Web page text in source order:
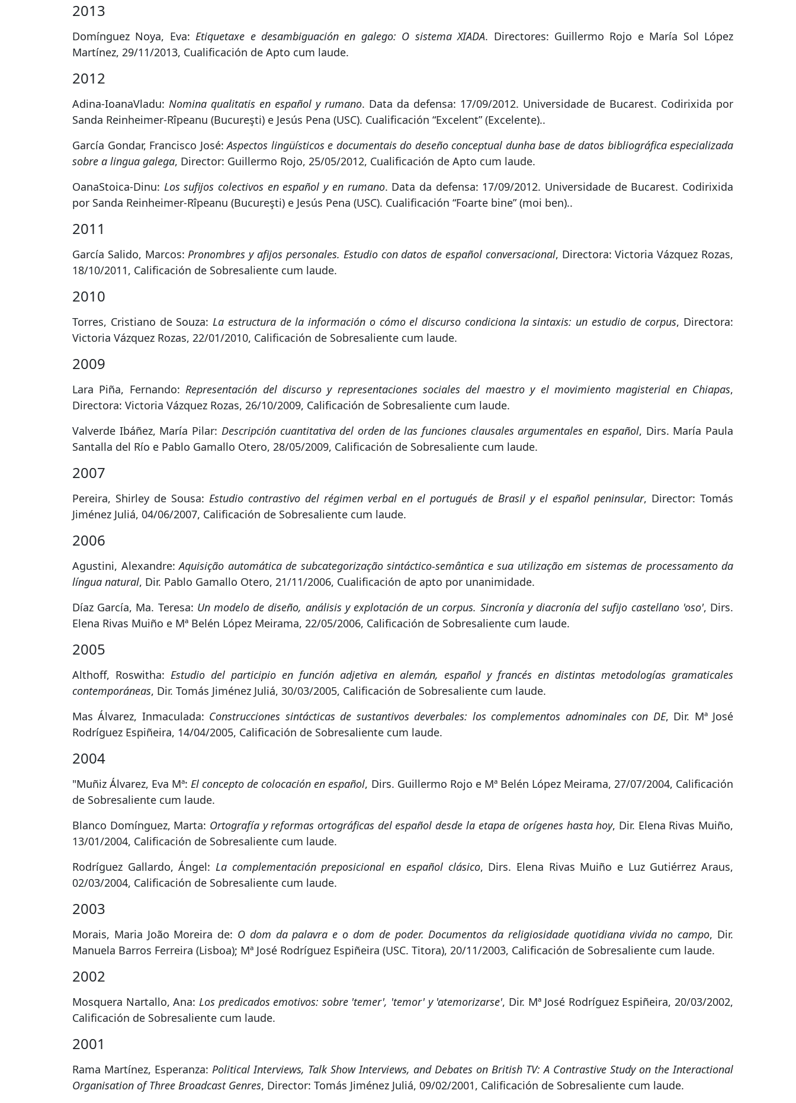
2013
Domínguez Noya, Eva:Etiquetaxe e desambiguación en galego: O sistema XIADA. Directores: Guillermo Rojo e María Sol López
Martínez, 29/11/2013, Cualificación de Apto cum laude.
2012
Adina-IoanaVladu: Nomina qualitatis en español y rumano. Data da defensa: 17/09/2012. Universidade de Bucarest. Codirixida por
Sanda Reinheimer-Rîpeanu (Bucureşti) e Jesús Pena (USC). Cualificación “Excelent” (Excelente)..
García Gondar, Francisco José:Aspectos lingüísticos e documentais do deseño conceptual dunha base de datos bibliográfica especializada
sobre a lingua galega, Director: Guillermo Rojo, 25/05/2012, Cualificación de Apto cum laude.
OanaStoica-Dinu: Los sufijos colectivos en español y en rumano. Data da defensa: 17/09/2012. Universidade de Bucarest. Codirixida
por Sanda Reinheimer-Rîpeanu (Bucureşti) e Jesús Pena (USC). Cualificación “Foarte bine” (moi ben)..
2011
García Salido, Marcos:Pronombres y afijos personales. Estudio con datos de español conversacional, Directora: Victoria Vázquez Rozas,
18/10/2011, Calificación de Sobresaliente cum laude.
2010
Torres, Cristiano de Souza: La estructura de la información o cómo el discurso condiciona la sintaxis: un estudio de corpus, Directora:
Victoria Vázquez Rozas, 22/01/2010, Calificación de Sobresaliente cum laude.
2009
Lara Piña, Fernando:Representación del discurso y representaciones sociales del maestro y el movimiento magisterial en Chiapas,
Directora: Victoria Vázquez Rozas, 26/10/2009, Calificación de Sobresaliente cum laude.
Valverde Ibáñez, María Pilar: Descripción cuantitativa del orden de las funciones clausales argumentales en español, Dirs. María Paula
Santalla del Río e Pablo Gamallo Otero, 28/05/2009, Calificación de Sobresaliente cum laude.
2007
Pereira, Shirley de Sousa: Estudio contrastivo del régimen verbal en el portugués de Brasil y el español peninsular, Director: Tomás
Jiménez Juliá, 04/06/2007, Calificación de Sobresaliente cum laude.
2006
Agustini, Alexandre:Aquisição automática de subcategorização sintáctico-semântica e sua utilização em sistemas de processamento da
língua natural, Dir. Pablo Gamallo Otero, 21/11/2006, Cualificación de apto por unanimidade.
Díaz García, Ma. Teresa: Un modelo de diseño, análisis y explotación de un corpus. Sincronía y diacronía del sufijo castellano 'oso', Dirs.
Elena Rivas Muiño e Mª Belén López Meirama, 22/05/2006, Calificación de Sobresaliente cum laude.
2005
Althoff, Roswitha: Estudio del participio en función adjetiva en alemán, español y francés en distintas metodologías gramaticales
contemporáneas, Dir. Tomás Jiménez Juliá, 30/03/2005, Calificación de Sobresaliente cum laude.
Mas Álvarez, Inmaculada: Construcciones sintácticas de sustantivos deverbales: los complementos adnominales con DE, Dir. Mª José
Rodríguez Espiñeira, 14/04/2005, Calificación de Sobresaliente cum laude.
2004
"Muñiz Álvarez, Eva Mª:El concepto de colocación en español, Dirs. Guillermo Rojo e Mª Belén López Meirama, 27/07/2004, Calificación
de Sobresaliente cum laude.
Blanco Domínguez, Marta: Ortografía y reformas ortográficas del español desde la etapa de orígenes hasta hoy, Dir. Elena Rivas Muiño,
13/01/2004, Calificación de Sobresaliente cum laude.
Rodríguez Gallardo, Ángel:La complementación preposicional en español clásico, Dirs. Elena Rivas Muiño e Luz Gutiérrez Araus,
02/03/2004, Calificación de Sobresaliente cum laude.
2003
Morais, Maria João Moreira de: O dom da palavra e o dom de poder. Documentos da religiosidade quotidiana vivida no campo, Dir.
Manuela Barros Ferreira (Lisboa); Mª José Rodríguez Espiñeira (USC. Titora), 20/11/2003, Calificación de Sobresaliente cum laude.
2002
Mosquera Nartallo, Ana: Los predicados emotivos: sobre 'temer', 'temor' y 'atemorizarse', Dir. Mª José Rodríguez Espiñeira, 20/03/2002,
Calificación de Sobresaliente cum laude.
2001
Rama Martínez, Esperanza: Political Interviews, Talk Show Interviews, and Debates on British TV: A Contrastive Study on the Interactional
Organisation of Three Broadcast Genres, Director: Tomás Jiménez Juliá, 09/02/2001, Calificación de Sobresaliente cum laude.